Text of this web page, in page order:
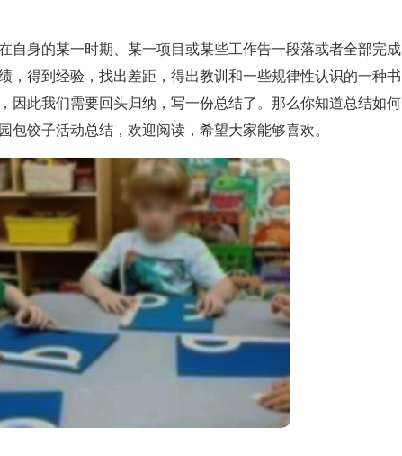
身的某一时期、某一项目或某些工作告一段落或者全部完成
，得到经验，找出差距，得出教训和一些规律性认识的一种书
因此我们需要回头归纳，写一份总结了。那么你知道总结如何
饺子活动总结，欢迎阅读，希望大家能够喜欢。